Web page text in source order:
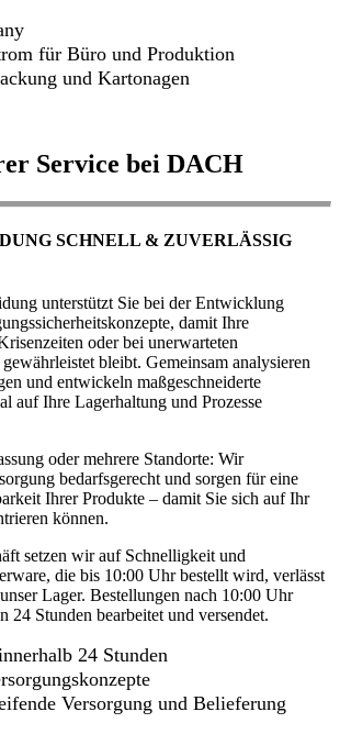
für Büro und Produktion
und Kartonagen
Service bei DACH
SCHNELL & ZUVERLÄSSIG
unterstützt Sie bei der Entwicklung
damit Ihre
oder bei unerwarteten
bleibt. Gemeinsam analysieren
und entwickeln maßgeschneiderte
auf Ihre Lagerhaltung und Prozesse
oder mehrere Standorte: Wir
bedarfsgerecht und sorgen für eine
Ihrer Produkte – damit Sie sich auf Ihr
können.
setzen wir auf Schnelligkeit und
die bis 10:00 Uhr bestellt wird, verlässt
Lager. Bestellungen nach 10:00 Uhr
24 Stunden bearbeitet und versendet.
24 Stunden
Versorgung und Belieferung